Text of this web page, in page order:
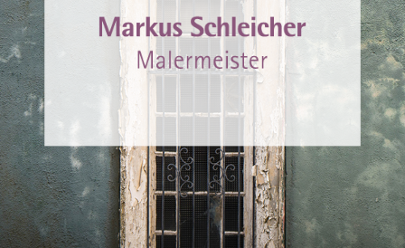
Gestaltung
Akustik-Systeme
Impressum
Datenschutzerklärung